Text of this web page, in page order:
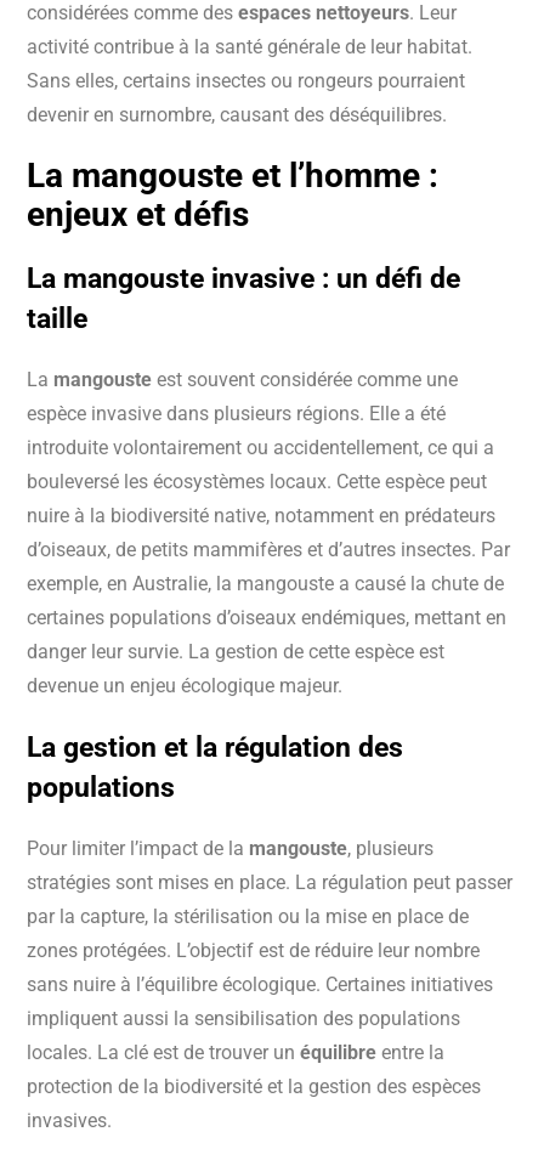
considérées comme des espaces nettoyeurs. Leur
activité contribue à la santé générale de leur habitat.
Sans elles, certains insectes ou rongeurs pourraient
devenir en surnombre, causant des déséquilibres.
La mangouste et l’homme :
enjeux et défis
La mangouste invasive : un défi de
taille
La mangouste est souvent considérée comme une
espèce invasive dans plusieurs régions. Elle a été
introduite volontairement ou accidentellement, ce qui a
bouleversé les écosystèmes locaux. Cette espèce peut
nuire à la biodiversité native, notamment en prédateurs
d’oiseaux, de petits mammifères et d’autres insectes. Par
exemple, en Australie, la mangouste a causé la chute de
certaines populations d’oiseaux endémiques, mettant en
danger leur survie. La gestion de cette espèce est
devenue un enjeu écologique majeur.
La gestion et la régulation des
populations
Pour limiter l’impact de la mangouste, plusieurs
stratégies sont mises en place. La régulation peut passer
par la capture, la stérilisation ou la mise en place de
zones protégées. L’objectif est de réduire leur nombre
sans nuire à l’équilibre écologique. Certaines initiatives
impliquent aussi la sensibilisation des populations
locales. La clé est de trouver un équilibre entre la
protection de la biodiversité et la gestion des espèces
invasives.